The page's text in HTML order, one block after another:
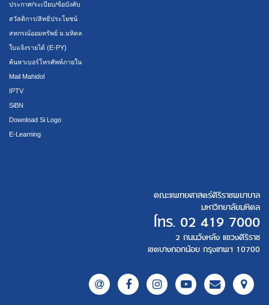
ประกาศ/ระเบียบ/ข้อบังคับ
สวัสดิการ/สิทธิประโยชน์
สหกรณ์ออมทรัพย์ ม.มหิดล
ใบแจ้งรายได้ (E-PY)
ค้นหาเบอร์โทรศัพท์ภายใน
Mail Mahidol
IPTV
SiBN
Download Si Logo
E-Learning
คณะแพทยศาสตร์ศิริราชพยาบาล
มหาวิทยาลัยมหิดล
โทร. 02 419 7000
2 ถนนวังหลัง แขวงศิริราช
เขตบางกอกน้อย กรุงเทพฯ 10700